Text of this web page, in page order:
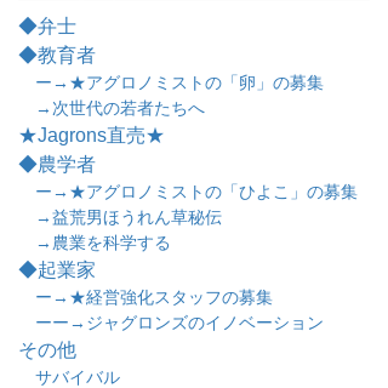
◆弁士
◆教育者
ー→★アグロノミストの「卵」の募集
→次世代の若者たちへ
★Jagrons直売★
◆農学者
ー→★アグロノミストの「ひよこ」の募集
→益荒男ほうれん草秘伝
→農業を科学する
◆起業家
ー→★経営強化スタッフの募集
ーー→ジャグロンズのイノベーション
その他
サバイバル